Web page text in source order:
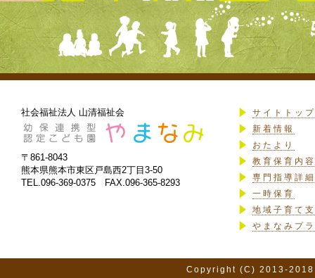
社会福祉法人 山清福祉会
〒861-8043
熊本県熊本市東区戸島西2丁目3-50
TEL.096-369-0375 FAX.096-365-8293
サイトトップ
新着情報
おたより
教育保育内
専門指導詳細
一時保育
地域子育て
やまなみプ
Copyright (C) 2013-